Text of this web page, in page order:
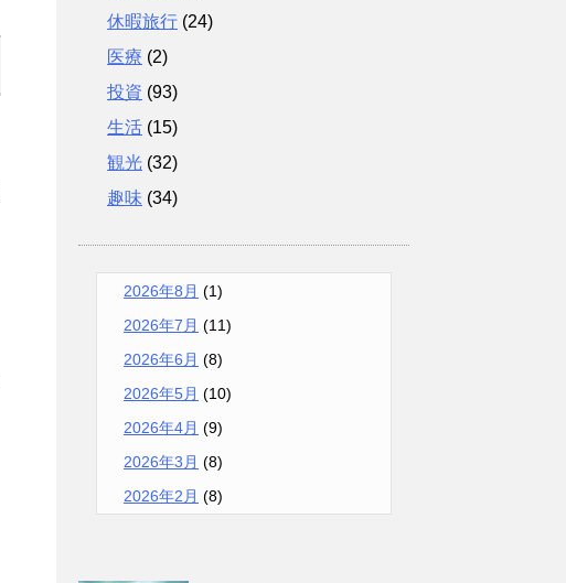
休暇旅行 (24)
医療 (2)
投資 (93)
生活 (15)
観光 (32)
趣味 (34)
2026年8月 (1)
2026年7月 (11)
2026年6月 (8)
2026年5月 (10)
2026年4月 (9)
2026年3月 (8)
2026年2月 (8)